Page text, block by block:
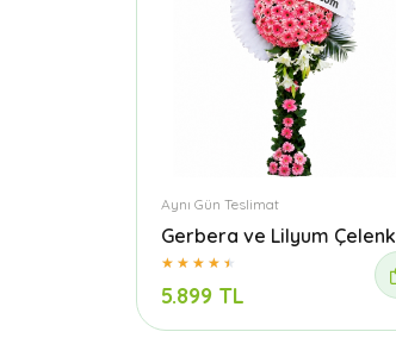
Aynı Gün Teslimat
Gerbera ve Lilyum Çelenk
5.899 TL